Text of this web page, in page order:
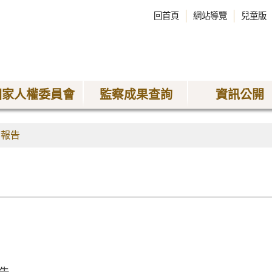
回首頁 網站導覽 兒童版
人權委員會 監察成果查詢 資訊公開
告